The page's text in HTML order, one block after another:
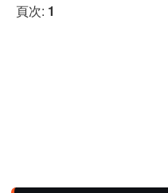
頁次: 1